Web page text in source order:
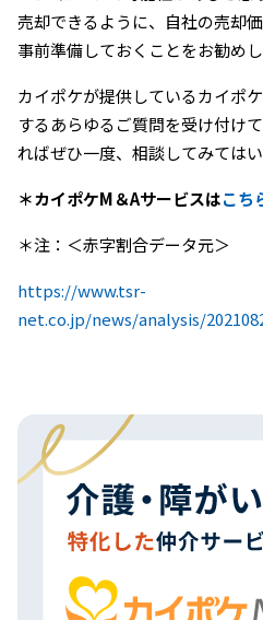
売却できるように、自社の売却
事前準備しておくことをお勧めし
カイポケが提供しているカイポ
するあらゆるご質問を受け付け
ればぜひ一度、相談してみては
＊カイポケM＆Aサービスはこち
＊注：＜赤字割合データ元＞
https://www.tsr-
net.co.jp/news/analysis/